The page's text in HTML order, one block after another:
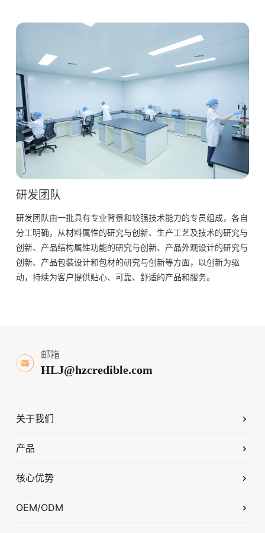
研发团队
研发团队由一批具有专业背景和较强技术能力的专员组成，各自
分工明确，从材料属性的研究与创新、生产工艺及技术的研究与
创新、产品结构属性功能的研究与创新、产品外观设计的研究与
创新、产品包装设计和包材的研究与创新等方面，以创新为驱
动，持续为客户提供贴心、可靠、舒适的产品和服务。
邮箱
HLJ@hzcredible.com
关于我们
产品
核心优势
OEM/ODM